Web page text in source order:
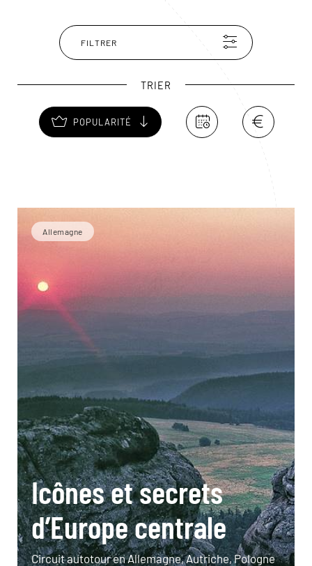
dominée par un beffroi de plus de 60 m de haut, et les
nombreuses églises, dont une belle cathédrale du XIIIe
siècle, y contribuent également.
FILTRER
TRIER
POPULARITÉ
Allemagne
Icônes et secrets
d’Europe centrale
Circuit autotour en Allemagne, Autriche, Pologne